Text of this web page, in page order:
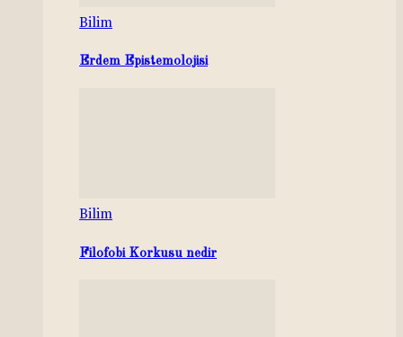
Bilim
Erdem Epistemolojisi
Bilim
Filofobi Korkusu nedir